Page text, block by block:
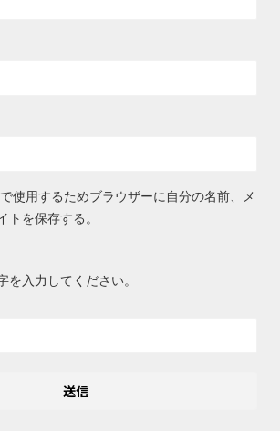
使用するためブラウザーに自分の名前、メ
トを保存する。
を入力してください。